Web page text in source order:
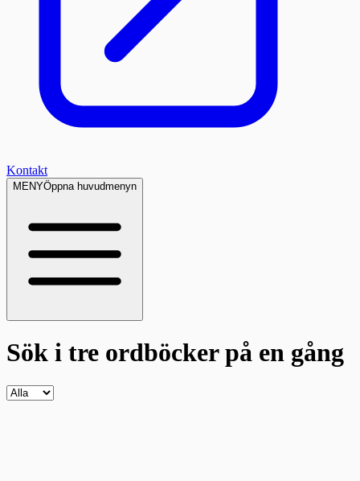
Kontakt
MENYÖppna huvudmenyn
Sök i tre ordböckerpå en gång